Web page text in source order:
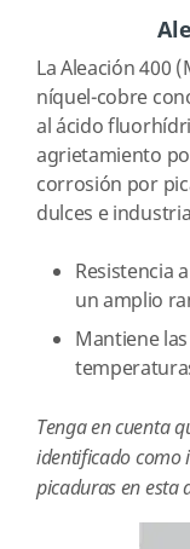
La Aleación 400
níquel-cobre
al ácido
agrietamiento
corrosión por
dulces e
Resistencia
un amplio
Mantiene
Tenga en cuenta
identificado como
picaduras en esta